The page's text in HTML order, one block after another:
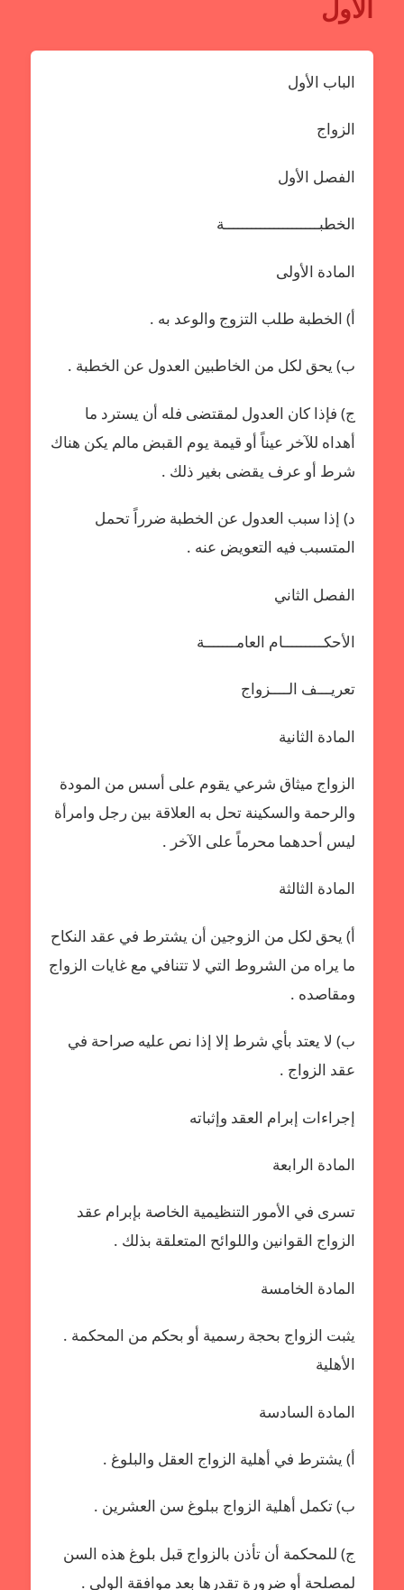
الأول
الباب الأول
الزواج
الفصل الأول
الخطبـــــــــــــــــــــة
المادة الأولى
أ‌) الخطبة طلب التزوج والوعد به .
ب‌) يحق لكل من الخاطبين العدول عن الخطبة .
ج) فإذا كان العدول لمقتضى فله أن يسترد ما
أهداه للآخر عيناً أو قيمة يوم القبض مالم يكن هناك
شرط أو عرف يقضى بغير ذلك .
د) إذا سبب العدول عن الخطبة ضرراً تحمل
المتسبب فيه التعويض عنه .
الفصل الثاني
الأحكـــــــــام العامـــــــة
تعريـــف الــــزواج
المادة الثانية
الزواج ميثاق شرعي يقوم على أسس من المودة
والرحمة والسكينة تحل به العلاقة بين رجل وامرأة
ليس أحدهما محرماً على الآخر .
المادة الثالثة
أ‌) يحق لكل من الزوجين أن يشترط في عقد النكاح
ما يراه من الشروط التي لا تتنافي مع غايات الزواج
ومقاصده .
ب‌) لا يعتد بأي شرط إلا إذا نص عليه صراحة في
عقد الزواج .
إجراءات إبرام العقد وإثباته
المادة الرابعة
تسرى في الأمور التنظيمية الخاصة بإبرام عقد
الزواج القوانين واللوائح المتعلقة بذلك .
المادة الخامسة
يثبت الزواج بحجة رسمية أو بحكم من المحكمة .
الأهلية
المادة السادسة
أ‌) يشترط في أهلية الزواج العقل والبلوغ .
ب‌) تكمل أهلية الزواج ببلوغ سن العشرين .
ج) للمحكمة أن تأذن بالزواج قبل بلوغ هذه السن
لمصلحة أو ضرورة تقدرها بعد موافقة الولى .